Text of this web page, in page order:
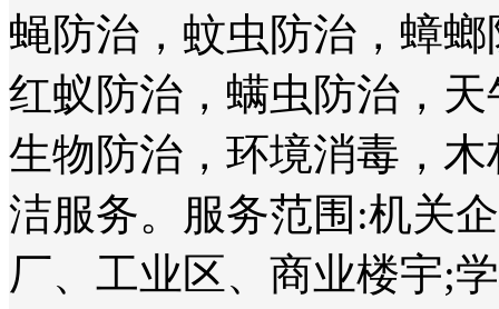
蝇防治，蚊虫防治，蟑
红蚁防治，螨虫防治，
生物防治，环境消毒，
洁服务。服务范围:机关
厂、工业区、商业楼宇;